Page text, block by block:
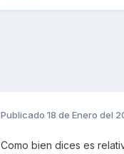
Publicado 18 de Enero del
Como bien dices es